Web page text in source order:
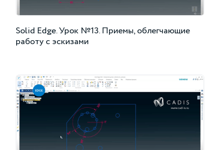
Solid Edge. Урок №13. Приемы, облегчающие
работу с эскизами